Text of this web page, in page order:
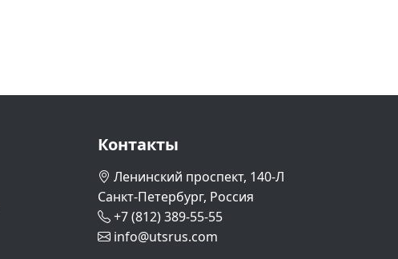
Контакты
Ленинский проспект, 140-Л
Санкт-Петербург, Россия
+7 (812) 389-55-55
info@utsrus.com